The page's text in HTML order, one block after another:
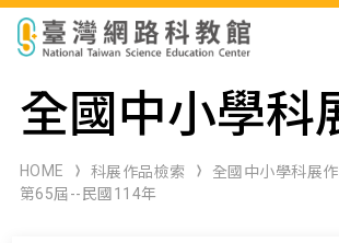
科展作品檢索
科學研習月刊
全國中小學科
HOME 科展作品檢索
全國中小學科展
第65屆--民國114年